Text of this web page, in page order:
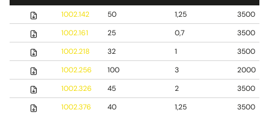
1002.142 50 1,25
3500
1002.161
25 0,7
3500
1002.218
32 1
3500
1002.256
100 3
2000
1002.326
45 2
3500
1002.376
40 1,25
3500